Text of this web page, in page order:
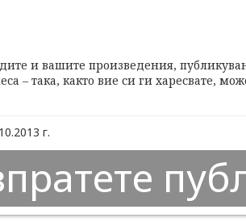
и вашите произведения,
– така, както вие си ги харесвате,
г.